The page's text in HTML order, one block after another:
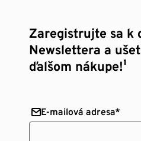
Zaregistrujte sa k
Newslettera a
ďalšom nákupe!¹
E-mailová adresa*